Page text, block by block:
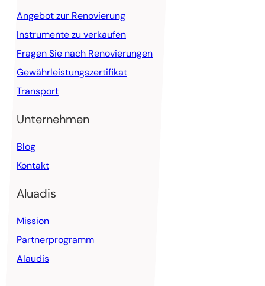
Angebot zur Renovierung
Instrumente zu verkaufen
Fragen Sie nach Renovierungen
Gewährleistungszertifikat
Transport
Unternehmen
Blog
Kontakt
Aluadis
Mission
Partnerprogramm
Alaudis